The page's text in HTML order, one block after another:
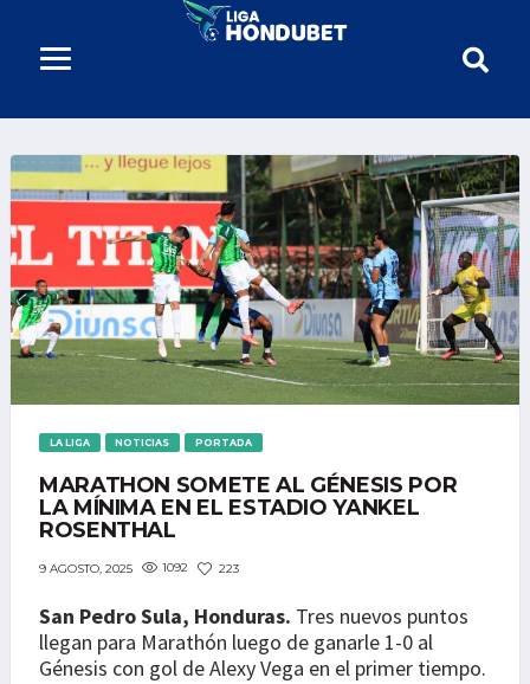
LA LIGA NOTICIAS PORTADA
MARATHON SOMETE AL GÉNESIS POR
LA MÍNIMA EN EL ESTADIO YANKEL
ROSENTHAL
9 AGOSTO, 2025 1092 223
San Pedro Sula, Honduras. Tres nuevos puntos
llegan para Marathón luego de ganarle 1-0 al
Génesis con gol de Alexy Vega en el primer tiempo.